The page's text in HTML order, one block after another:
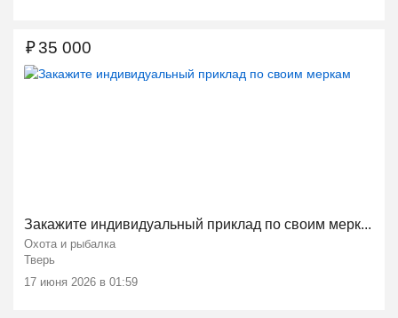
Закажите индивидуальный приклад по своим мерк...
Охота и рыбалка
Тверь
17 июня 2026 в 01:59
₽35 000